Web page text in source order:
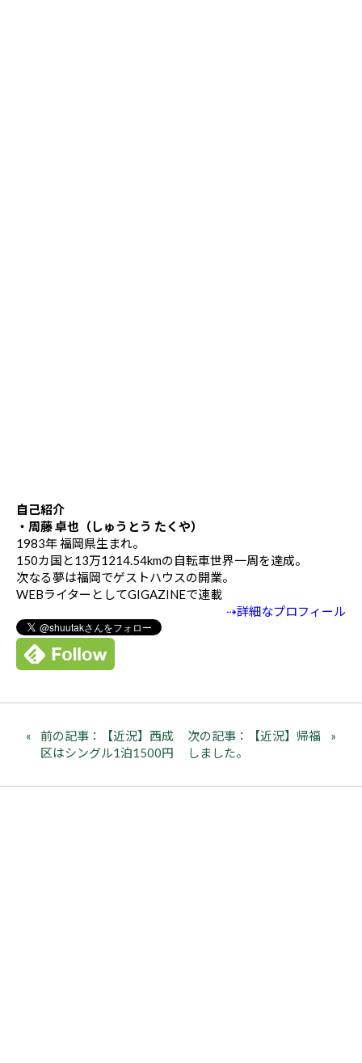
自己紹介
・周藤 卓也（しゅうとう たくや）
1983年 福岡県生まれ。
150カ国と13万1214.54kmの自転車世界一周を達成。
次なる夢は福岡でゲストハウスの開業。
WEBライターとしてGIGAZINEで連載
⇢詳細なプロフィール
前の記事：【近況】西成
区はシングル1泊1500円
次の記事：【近況】帰福
しました。